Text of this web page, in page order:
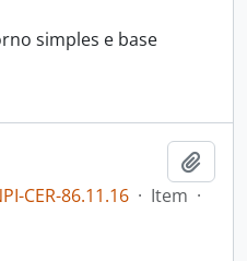
simples e base
CER-86.11.16 · Item ·